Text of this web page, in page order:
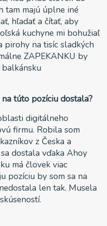
tam majú úplne iné
hľadať a čítať, aby
kuchyne mi bohužiaľ
pirohy na tisíc sladkých
ZAPEKANKU by
balkánsku
túto pozíciu dostala?
digitálneho
firmu. Robila som
z Česka a
dostala vďaka Ahoy
má človek viac
pozíciu by som sa na
len tak. Musela